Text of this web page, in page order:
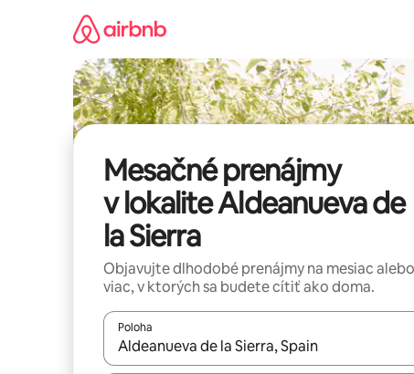
Mesačné prenájmy
v lokalite Aldeanueva de
la Sierra
Objavujte dlhodobé prenájmy na mesiac alebo
viac, v ktorých sa budete cítiť ako doma.
Poloha
Keď budú výsledky k dispozícii, môžete si ich